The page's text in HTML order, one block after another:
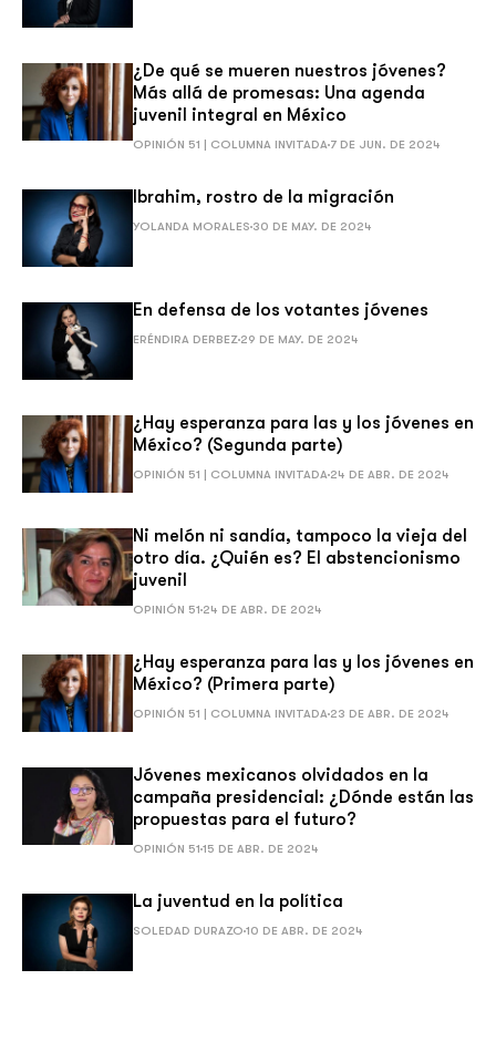
¿De qué se mueren nuestros jóvenes?
Más allá de promesas: Una agenda
juvenil integral en México
OPINIÓN 51 | COLUMNA INVITADA 7 DE JUN. DE 2024
Ibrahim, rostro de la migración
YOLANDA MORALES 30 DE MAY. DE 2024
En defensa de los votantes jóvenes
ERÉNDIRA DERBEZ 29 DE MAY. DE 2024
¿Hay esperanza para las y los jóvenes en
México? (Segunda parte)
OPINIÓN 51 | COLUMNA INVITADA 24 DE ABR. DE 2024
Ni melón ni sandía, tampoco la vieja del
otro día. ¿Quién es? El abstencionismo
juvenil
OPINIÓN 51 24 DE ABR. DE 2024
¿Hay esperanza para las y los jóvenes en
México? (Primera parte)
OPINIÓN 51 | COLUMNA INVITADA 23 DE ABR. DE 2024
Jóvenes mexicanos olvidados en la
campaña presidencial: ¿Dónde están las
propuestas para el futuro?
OPINIÓN 51 15 DE ABR. DE 2024
La juventud en la política
SOLEDAD DURAZO 10 DE ABR. DE 2024